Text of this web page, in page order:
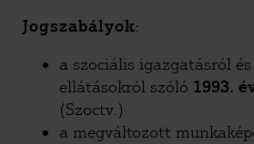
Jogszabályok:
a szociális igazgatásról
ellátásokról szóló 1993.
(Szoctv.)
a megváltozott